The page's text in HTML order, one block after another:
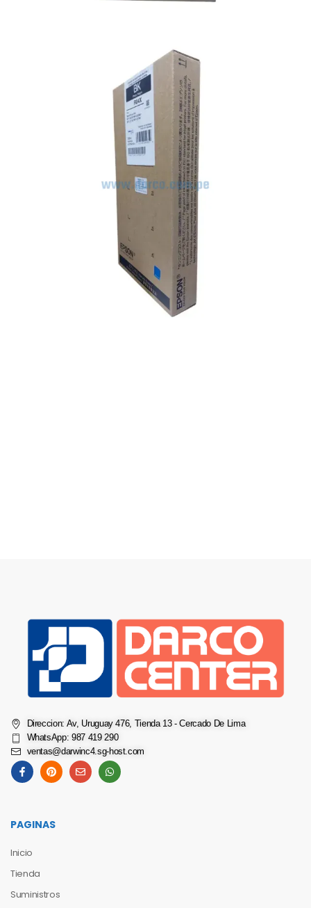
Direccion: Av, Uruguay 476, Tienda 13 - Cercado De Lima
WhatsApp: 987 419 290
ventas@darwinc4.sg-host.com
PAGINAS
Inicio
Tienda
Suministros